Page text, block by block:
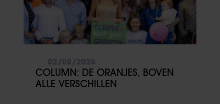
COLUMN: DE ORANJES, BOVEN
ALLE VERSCHILLEN